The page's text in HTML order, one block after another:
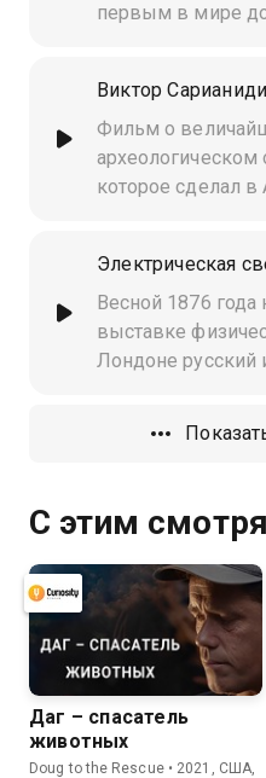
первым в мире
Фильм о
археологическом
которое сделал в
царстве и его
Александра
нынешней
Сарианиди
Электрическая
Весной 1876 года
выставке
Лондоне русский
"электрическую
С этим
Даг – спасатель
животных
Doug to the Rescue • 2021, США,